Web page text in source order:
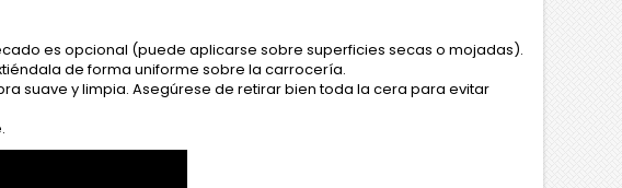
es opcional (puede aplicarse sobre superficies secas o mojadas).
de forma uniforme sobre la carrocería.
suave y limpia. Asegúrese de retirar bien toda la cera para evitar